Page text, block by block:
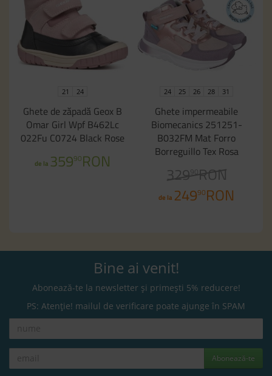
21 24
Ghete de zăpadă Geox B
Omar Girl Wpf B462Lc
022Fu C0724 Black Rose
de la 35990RON
24 25 26 28 31
Ghete impermeabile
Biomecanics 251251-
B032FM Mat Forro
Borreguillo Tex Rosa
329 90RON
de la 24990RON
Bine ai venit!
Abonează-te la newsletter și primești 5% reducere!
PS: Atenție! mailul de verificare poate ajunge în SPAM
Abonează-te